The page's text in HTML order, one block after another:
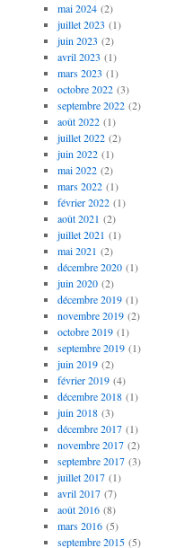
mai 2024(2)
juillet 2023 (1)
juin 2023 (2)
avril 2023 (1)
mars 2023 (1)
octobre 2022(3)
septembre 2022(2)
août 2022(1)
juillet 2022(2)
juin 2022(1)
mai 2022(2)
mars 2022(1)
février 2022(1)
août 2021 (2)
juillet 2021 (1)
mai 2021 (2)
décembre 2020(1)
juin 2020(2)
décembre 2019(1)
novembre 2019(2)
octobre 2019(1)
septembre 2019(1)
juin 2019(2)
février 2019(4)
décembre 2018(1)
juin 2018(3)
décembre 2017(1)
novembre 2017(2)
septembre 2017(3)
juillet 2017(1)
avril 2017(7)
août 2016(8)
mars 2016(5)
septembre 2015(5)